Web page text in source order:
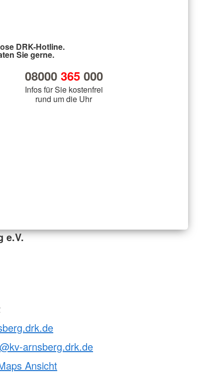
DRK-Hotline.
Sie gerne.
08000 365000
Infos für Sie kostenfrei
rund um die Uhr
e.V.
arnsberg.drk.de
Ansicht